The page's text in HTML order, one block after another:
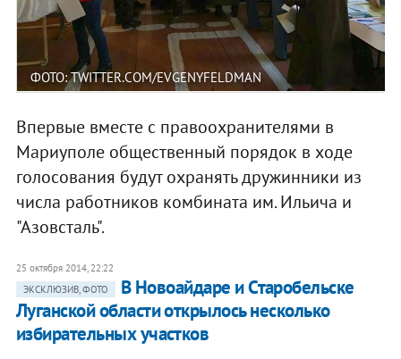
ФОТО: TWITTER.COM/EVGENYFELDMAN
Впервые вместе с правоохранителями в
Мариуполе общественный порядок в ходе
голосования будут охранять дружинники из
числа работников комбината им. Ильича и
"Азовсталь".
25 октября 2014, 22:22
ЭКСКЛЮЗИВ, ФОТО
В Новоайдаре и Старобельске
Луганской области открылось несколько
избирательных участков